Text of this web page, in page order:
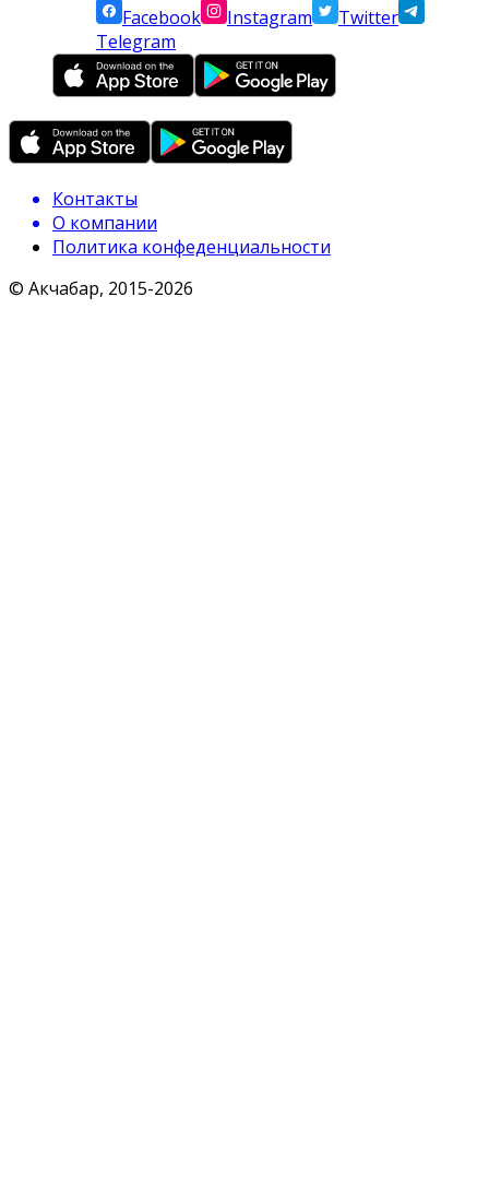
Facebook
Instagram
Twitter
Telegram
Контакты
О компании
Политика конфеденциальности
© Акчабар, 2015-2026